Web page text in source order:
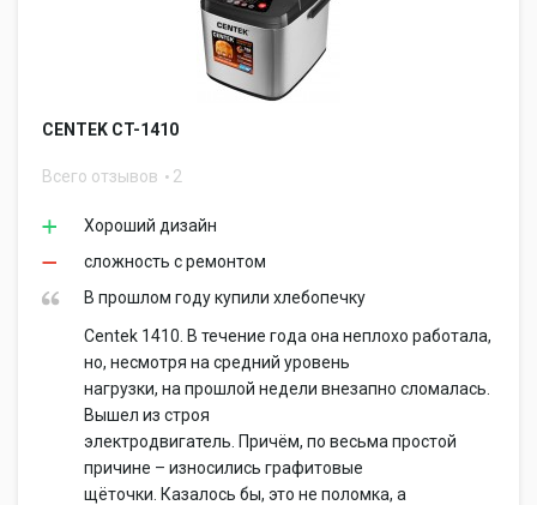
CENTEK CT-1410
Всего отзывов 2
Хороший дизайн
сложность с ремонтом
В прошлом году купили хлебопечку
Centek 1410. В течение года она неплохо работала,
но, несмотря на средний уровень
нагрузки, на прошлой недели внезапно сломалась.
Вышел из строя
электродвигатель. Причём, по весьма простой
причине – износились графитовые
щёточки. Казалось бы, это не поломка, а